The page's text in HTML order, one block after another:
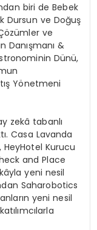
biri de Bebek
Dursun ve Doğuş
ve
Danışmanı &
Dünü,
Yönetmeni
zekâ tabanlı
Casa Lavanda
HeyHotel Kurucu
and Place
yeni nesil
Saharobotics
yeni nesil